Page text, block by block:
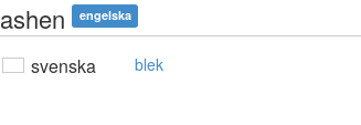
ashen engelska
svenska blek